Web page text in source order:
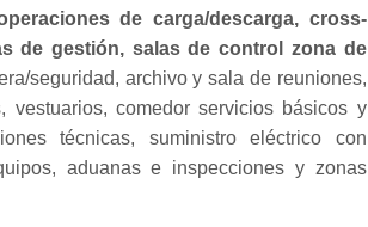
de carga/descarga, cross-
de gestión, salas de control zona de
seguridad, archivo y sala de reuniones,
vestuarios, comedor servicios básicos y
técnicas, suministro eléctrico con
aduanas e inspecciones y zonas